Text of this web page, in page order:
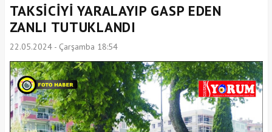
TAKSİCİYİ YARALAYIP GASP EDEN
ZANLI TUTUKLANDI
22.05.2024 - Çarşamba 18:54